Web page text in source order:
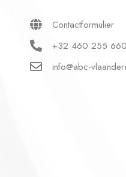
Contactformulier
+32 460 255 660
info@abc-